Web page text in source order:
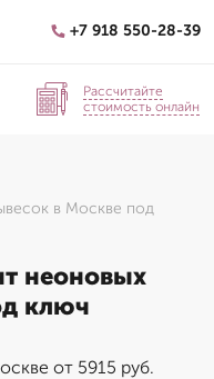
+7 918 550-28-39
Рассчитайте
стоимость онлайн
в Москве под
неоновых
ключ
от 5915 руб.